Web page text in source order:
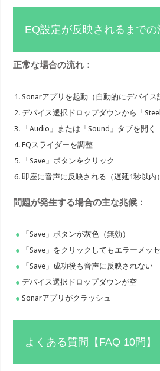
EQ設定が反映されるまでの
正常な場合の流れ：
Sonarアプリを起動（自動的にデバイス
デバイス選択ドロップダウンから「
「Audio」または「Sound」タブを開く
EQスライダーを調整
「Save」ボタンをクリック
即座に音声に反映される（遅延1秒以内）
問題が発生する場合の主な兆候：
「Save」ボタンが灰色（無効）
「Save」をクリックしてもエラーメッ
「Save」成功後も音声に反映されない
デバイス選択ドロップダウンが空
Sonarアプリがクラッシュ
よくある質問【FAQ 10問】